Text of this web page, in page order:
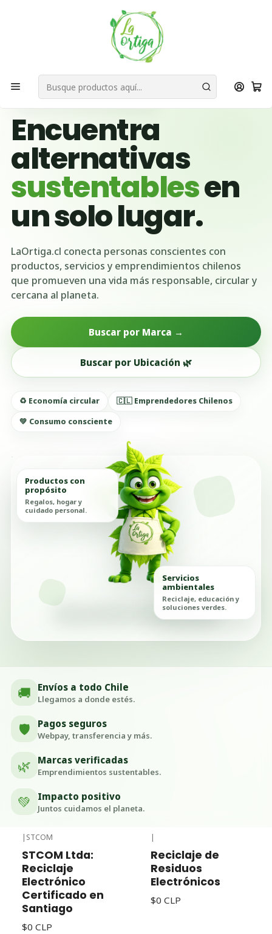
Bienvenid@s a quienes quieren un planeta más verde...
Nuestra Misión
Reciclar Reciclaje Electrónico (RAEE)
🌱 BUSCADOR VERDE DE CHILE
Encuentra
alternativas
sustentablesen
un solo lugar.
LaOrtiga.cl conecta personas conscientes con
productos, servicios y emprendimientos chilenos
que promueven una vida más responsable, circular y
cercana al planeta.
Buscar por Marca →
Buscar por Ubicación 🌿
♻️ Economía circular
🇨🇱 Emprendedores Chilenos
💚 Consumo consciente
Productos con
propósito
Regalos, hogar y
cuidado personal.
Servicios
ambientales
Reciclaje, educación y
soluciones verdes.
🚚 Envíos a todo Chile
Llegamos a donde estés.
🛡️ Pagos seguros
Webpay, transferencia y más.
🌿 Marcas verificadas
Emprendimientos sustentables.
💚 Impacto positivo
Juntos cuidamos el planeta.
| STCOM
STCOM Ltda:
Reciclaje
Electrónico
Certificado en
Santiago
$0 CLP
|
Reciclaje de
Residuos
Electrónicos
$0 CLP